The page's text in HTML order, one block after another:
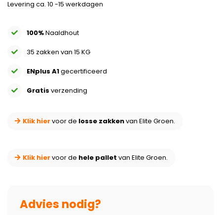
Levering ca. 10 -15 werkdagen
100%Naaldhout
35 zakken van 15 KG
ENplus A1gecertificeerd
Gratis verzending
Klik hiervoor de losse zakkenvan Elite Groen.
Klik hiervoor de hele pallet van Elite Groen.
Advies nodig?